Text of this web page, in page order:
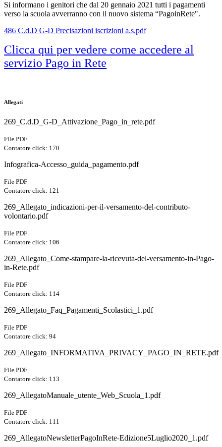
Si informano i genitori che dal 20 gennaio 2021 tutti i pagamenti
verso la scuola avverranno con il nuovo sistema “PagoinRete".
486 C.d.D G-D Precisazioni iscrizioni a.s.pdf
Clicca qui per vedere come accedere al
servizio Pago in Rete
Allegati
269_C.d.D_G-D_Attivazione_Pago_in_rete.pdf
File PDF
Contatore click: 170
Infografica-Accesso_guida_pagamento.pdf
File PDF
Contatore click: 121
269_Allegato_indicazioni-per-il-versamento-del-contributo-
volontario.pdf
File PDF
Contatore click: 106
269_Allegato_Come-stampare-la-ricevuta-del-versamento-in-Pago-
in-Rete.pdf
File PDF
Contatore click: 114
269_Allegato_Faq_Pagamenti_Scolastici_1.pdf
File PDF
Contatore click: 94
269_Allegato_INFORMATIVA_PRIVACY_PAGO_IN_RETE.pdf
File PDF
Contatore click: 113
269_AllegatoManuale_utente_Web_Scuola_1.pdf
File PDF
Contatore click: 111
269_AllegatoNewsletterPagoInRete-Edizione5Luglio2020_1.pdf